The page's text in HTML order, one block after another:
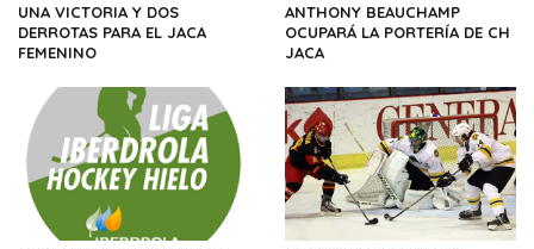
UNA VICTORIA Y DOS
DERROTAS PARA EL JACA
FEMENINO
ANTHONY BEAUCHAMP
OCUPARÁ LA PORTERÍA DE CH
JACA